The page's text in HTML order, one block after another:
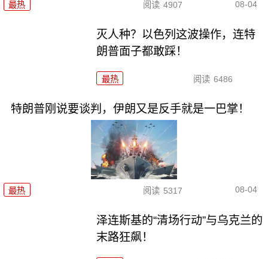
最热 阅读 4907 08-04
灭人种？以色列这波操作，连特
朗普面子都敢踩！
最热 阅读 6486
特朗普刚说要谈判，伊朗又是反手就是一巴掌！
最热 阅读 5317 08-04
泽连斯基的“清场行动”与乌克兰的
末路狂飙！